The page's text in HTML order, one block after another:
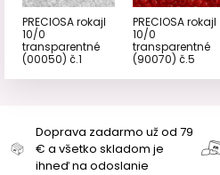
PRECIOSA rokajl
10/0
transparentné
(00050) č.1
PRECIOSA rokajl
10/0
transparentné
(90070) č.5
Doprava zadarmo už od 79
€ a všetko skladom je
ihneď na odoslanie